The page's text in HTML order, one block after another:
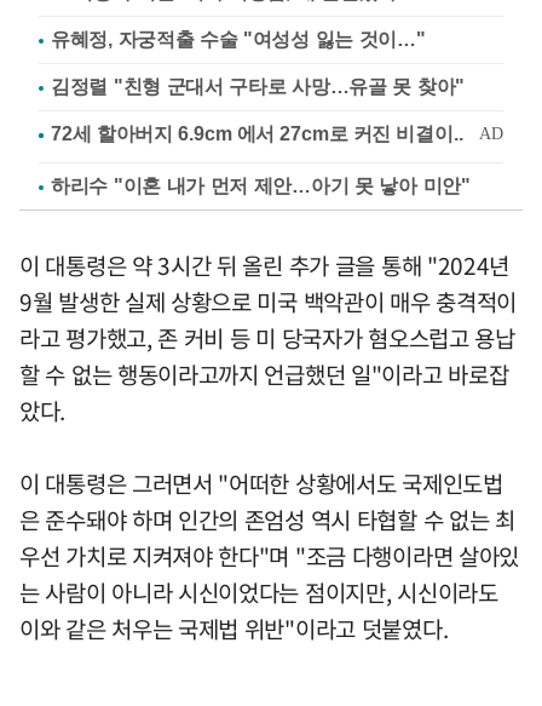
유혜정, 자궁적출 수술 "여성성 잃는 것이…"
김정렬 "친형 군대서 구타로 사망…유골 못 찾아"
하리수 "이혼 내가 먼저 제안…아기 못 낳아 미안"
이 대통령은 약 3시간 뒤 올린 추가 글을 통해 "2024년
9월 발생한 실제 상황으로 미국 백악관이 매우 충격적이
라고 평가했고, 존 커비 등 미 당국자가 혐오스럽고 용납
할 수 없는 행동이라고까지 언급했던 일"이라고 바로잡
았다.
이 대통령은 그러면서 "어떠한 상황에서도 국제인도법
은 준수돼야 하며 인간의 존엄성 역시 타협할 수 없는 최
우선 가치로 지켜져야 한다"며 "조금 다행이라면 살아있
는 사람이 아니라 시신이었다는 점이지만, 시신이라도
이와 같은 처우는 국제법 위반"이라고 덧붙였다.